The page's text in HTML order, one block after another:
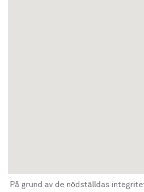
På grund av de nödställdas